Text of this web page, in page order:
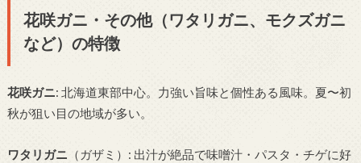
花咲ガニ・その他（ワタリガニ、モクズガニ
など）の特徴
花咲ガニ: 北海道東部中心。力強い旨味と個性ある風味。夏〜初
秋が狙い目の地域が多い。
ワタリガニ （ガザミ）: 出汁が絶品で味噌汁・パスタ・チゲに好